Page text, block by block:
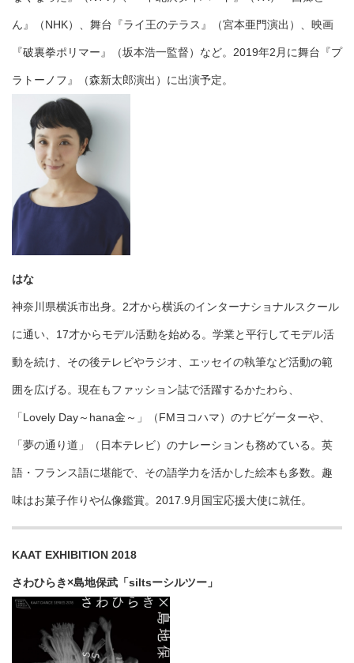
ん』（NHK）、舞台『ライ王のテラス』（宮本亜門演出）、映画
『破裏拳ポリマー』（坂本浩一監督）など。2019年2月に舞台『プ
ラトーノフ』（森新太郎演出）に出演予定。
はな
神奈川県横浜市出身。2才から横浜のインターナショナルスクール
に通い、17才からモデル活動を始める。学業と平行してモデル活
動を続け、その後テレビやラジオ、エッセイの執筆など活動の範
囲を広げる。現在もファッション誌で活躍するかたわら、
「Lovely Day～hana金～」（FMヨコハマ）のナビゲーターや、
「夢の通り道」（日本テレビ）のナレーションも務めている。英
語・フランス語に堪能で、その語学力を活かした絵本も多数。趣
味はお菓子作りや仏像鑑賞。2017.9月国宝応援大使に就任。
KAAT EXHIBITION 2018
さわひらき×島地保武「siltsーシルツー」